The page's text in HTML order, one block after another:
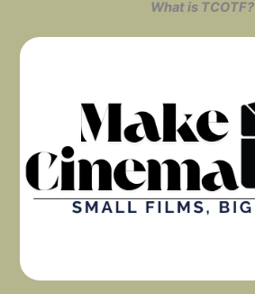
What is TCOTF?